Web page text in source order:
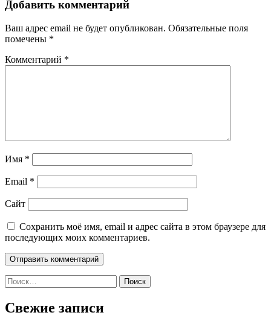
записям
Добавить комментарий
Ваш адрес email не будет опубликован. Обязательные поля
помечены *
Комментарий *
Имя *
Email *
Сайт
Сохранить моё имя, email и адрес сайта в этом браузере для
последующих моих комментариев.
Найти:
Свежие записи